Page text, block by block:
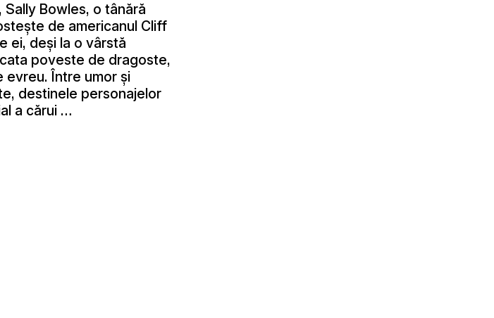
Sally Bowles, o tânără
de americanul Cliff
ei, deşi la o vârstă
poveste de dragoste,
Între umor și
destinele personajelor
a cărui …